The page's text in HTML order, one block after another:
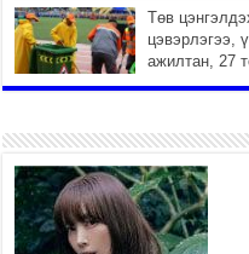
Төв
цэвэрлэгээ,
ажилтан, 27
ажиллаж
Наадмын
нийслэлийн
хуваарийн
2026 оны 7 сар 15 / 11 цаг 18 минут